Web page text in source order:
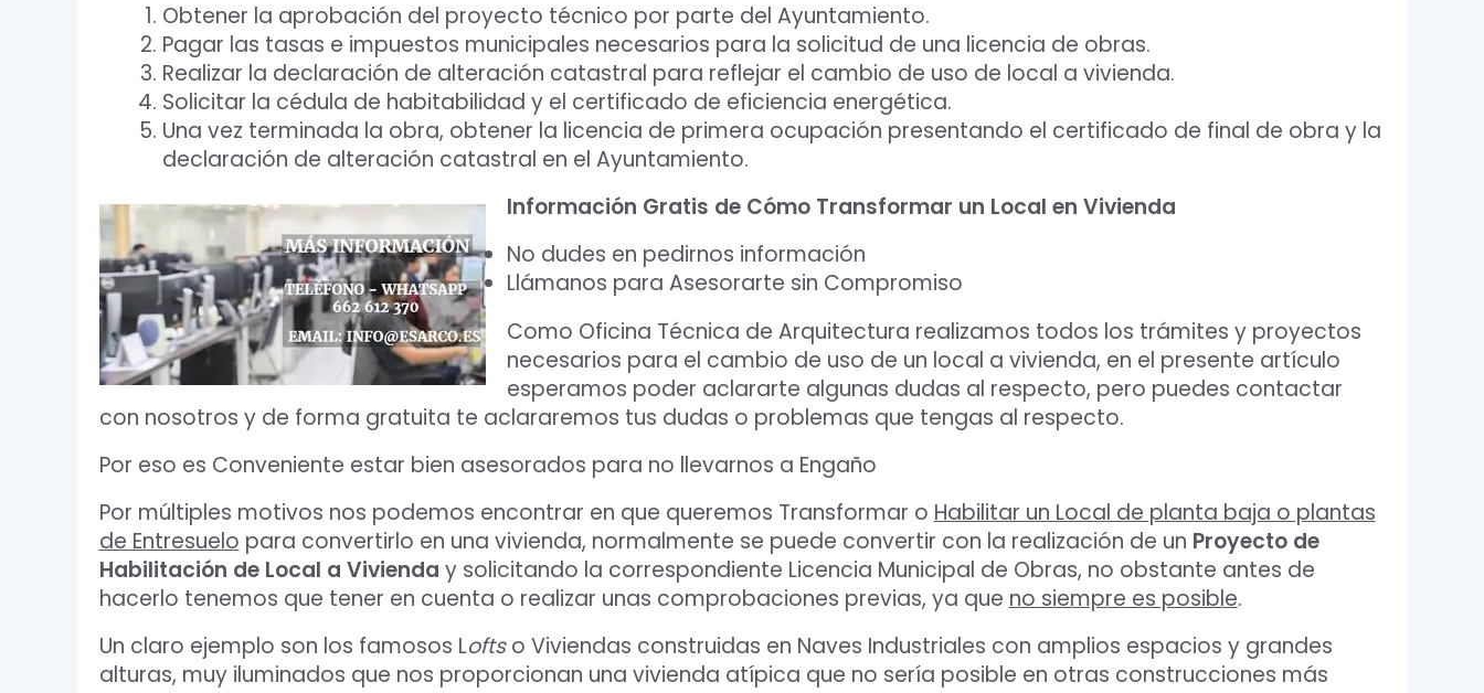
Obtener la aprobación del proyecto técnico por parte del Ayuntamiento.
Pagar las tasas e impuestos municipales necesarios para la solicitud de una licencia de obras.
Realizar la declaración de alteración catastral para reflejar el cambio de uso de local a vivienda.
Solicitar la cédula de habitabilidad y el certificado de eficiencia energética.
Una vez terminada la obra, obtener la licencia de primera ocupación presentando el certificado de final de obra y la
declaración de alteración catastral en el Ayuntamiento.
Información Gratis de Cómo Transformar un Local en Vivienda
No dudes en pedirnos información
Llámanos para Asesorarte sin Compromiso
Como Oficina Técnica de Arquitectura realizamos todos los trámites y proyectos
necesarios para el cambio de uso de un local a vivienda, en el presente artículo
esperamos poder aclararte algunas dudas al respecto, pero puedes contactar
con nosotros y de forma gratuita te aclararemos tus dudas o problemas que tengas al respecto.
Por eso es Conveniente estar bien asesorados para no llevarnos a Engaño
Por múltiples motivos nos podemos encontrar en que queremos Transformar o Habilitar un Local de planta baja o plantas
de Entresuelo para convertirlo en una vivienda, normalmente se puede convertir con la realización de un Proyecto de
Habilitación de Local a Vivienda y solicitando la correspondiente Licencia Municipal de Obras, no obstante antes de
hacerlo tenemos que tener en cuenta o realizar unas comprobaciones previas, ya que no siempre es posible.
Un claro ejemplo son los famosos Loftso Viviendas construidas en Naves Industriales con amplios espacios y grandes
alturas, muy iluminados que nos proporcionan una vivienda atípica que no sería posible en otras construcciones más
Solicitar Asesoramiento